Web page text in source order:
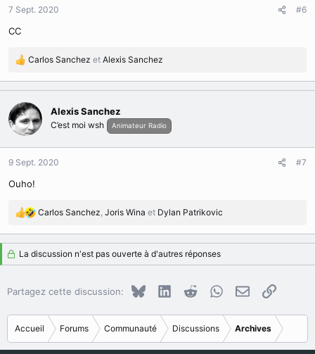
n
:
7 Sept. 2020 #6
CC
R
a
c
t
i
s
Carlos Sanchez et Alexis Sanchez
Alexis Sanchez
C’est moi wsh Animateur Radio
9 Sept. 2020 #7
Ouho!
R
a
c
t
o
s
:
Carlos Sanchez, Joris Wina et Dylan Patrikovic
La discussion n'est pas ouverte à d'autres réponses
Partagez cette discussion: Bluesky LinkedInRedditWhatsApp
E-mailCopier
Accueil Forums Communauté Discussions Archives